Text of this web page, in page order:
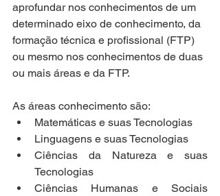
aprofundar nos conhecimentos de um
determinado eixo de conhecimento, da
formação técnica e profissional (FTP)
ou mesmo nos conhecimentos de duas
ou mais áreas e da FTP.
As áreas conhecimento são:
Matemáticas e suas Tecnologias
Linguagens e suas Tecnologias
Ciências da Natureza e suas
Tecnologias
Ciências Humanas e Sociais